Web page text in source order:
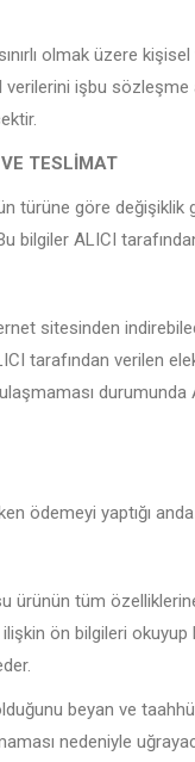
olmak üzere
işbu sözleşme
TESLİMAT
türüne göre değişiklik
bilgiler ALICI
sitesinden
tarafından verilen
durumunda
ödemeyi yaptığı anda
ürünün tüm
ön bilgileri
beyan ve
nedeniyle